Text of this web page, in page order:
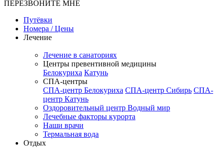
ПЕРЕЗВОНИТЕ МНЕ
Путёвки
Номера / Цены
Лечение
Лечение в санаториях
Центры превентивной медицины
Белокуриха Катунь
СПА-центры
СПА-центр Белокуриха СПА-центр Сибирь СПА-
центр Катунь
Оздоровительный центр Водный мир
Лечебные факторы курорта
Наши врачи
Термальная вода
Отдых